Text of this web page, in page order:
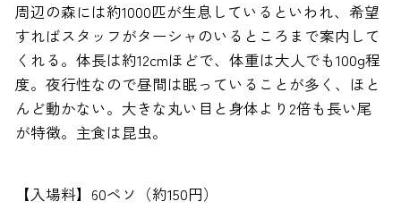
周辺の森には約1000匹が生息しているといわれ、希望
すればスタッフがターシャのいるところまで案内して
くれる。体長は約12cmほどで、体重は大人でも100g程
度。夜行性なので昼間は眠っていることが多く、ほと
んど動かない。大きな丸い目と身体より2倍も長い尾
が特徴。主食は昆虫。
【入場料】60ペソ（約150円）